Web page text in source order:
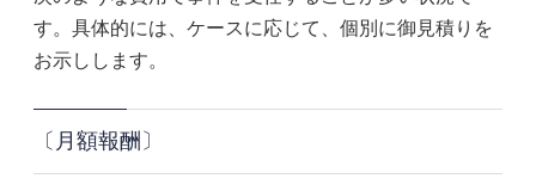
す。具体的には、ケースに応じて、個別に御見積りを
お示しします。
〔月額報酬〕